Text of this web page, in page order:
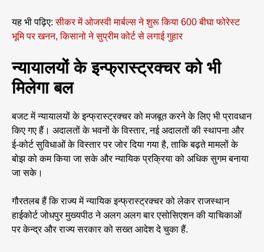
यह भी पढ़िए:सीकर में ओजस्वी मार्बल्स ने शुरू किया 600 बीघा फोरेस्ट
भूमि पर खनन, किसानो ने सुप्रीम कोर्ट से लगाई गुहार
न्यायालयों के इन्फ्रास्ट्रक्चर को भी
मिलेगा बल
बजट में न्यायालयों के इन्फ्रास्ट्रक्चर को मजबूत करने के लिए भी प्रावधान
किए गए हैं। अदालतों के भवनों के विस्तार, नई अदालतों की स्थापना और
ई-कोर्ट सुविधाओं के विस्तार पर जोर दिया गया है, ताकि बढ़ते मामलों के
बोझ को कम किया जा सके और न्यायिक प्रक्रिया को अधिक सुगम बनाया
जा सके।
गौरतलब हैं कि राज्य में न्यायिक इन्फ्रास्ट्रक्चर को लेकर राजस्थान
हाईकोर्ट जोधपुर मुख्यपीठ ने अलग अलग बार ​एसोसिएशन की याचिकाओं
पर केन्द्र और राज्य सरकार को सख्त आदेश दे चुका हैं.